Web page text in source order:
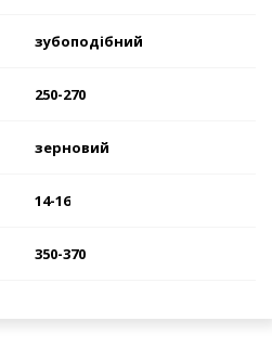
зубоподібний
250-270
зерновий
14-16
350-370